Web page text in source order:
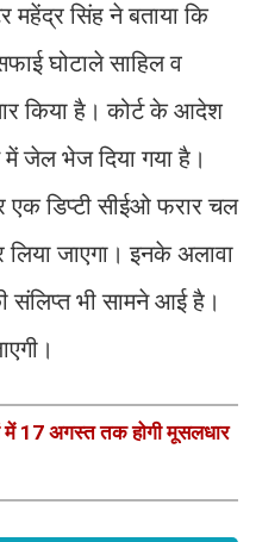
महेंद्र सिंह ने बताया कि
घोटाले साहिल व
किया है। कोर्ट के आदेश
में जेल भेज दिया गया है।
डिप्टी सीईओ फरार चल
जाएगा। इनके अलावा
संलिप्त भी सामने आई है।
में 17 अगस्त तक होगी मूसलधार